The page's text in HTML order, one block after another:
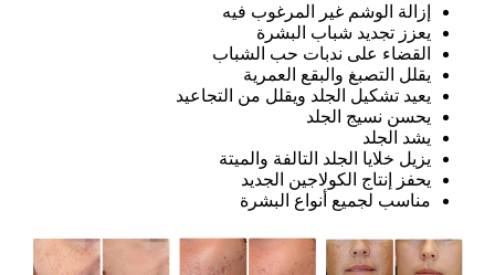
إزالة الوشم غير المرغوب فيه
يعزز تجديد شباب البشرة
القضاء على ندبات حب الشباب
يقلل التصبغ والبقع العمرية
يعيد تشكيل الجلد ويقلل من التجاعيد
يحسن نسيج الجلد
يشد الجلد
يزيل خلايا الجلد التالفة والميتة
يحفز إنتاج الكولاجين الجديد
مناسب لجميع أنواع البشرة